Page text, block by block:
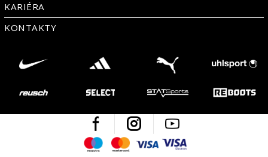
KARIÉRA
KONTAKTY
Facebook Instagram
MaestroMastercard
Visa